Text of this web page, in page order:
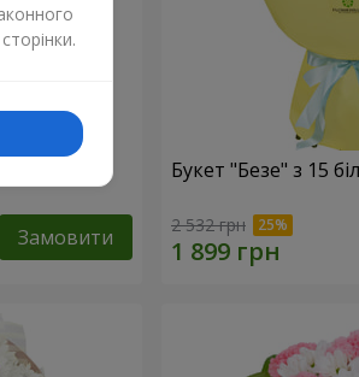
Замовити
Букет "Безе" з 15
2 532 грн